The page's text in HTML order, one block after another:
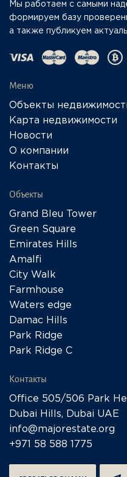
Мы работаем с самыми
формируем базу
а также публикуем
Меню
Объекты
Карта недвижимости
Новости
О компании
Контакты
Объекты
Grand Bleu Tower
Green Square
Emirates Hills
Amalfi
City Walk
Farmhouse
Waters edge
Damac Hills
Park Ridge
Park Ridge C
Контакты
Office 505/506 Park
Dubai Hills, Dubai UAE
info@majorestate.org
+971 58 588 1775